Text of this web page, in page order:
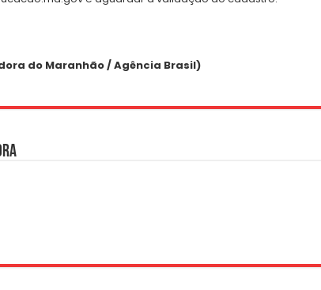
do Maranhão / Agência Brasil)